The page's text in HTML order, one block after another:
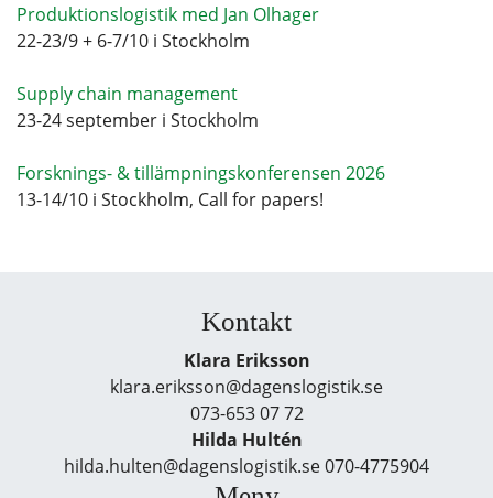
Produktionslogistik med Jan Olhager
22-23/9 + 6-7/10 i Stockholm
Supply chain management
23-24 september i Stockholm
Forsknings- & tillämpningskonferensen 2026
13-14/10 i Stockholm, Call for papers!
Kontakt
Klara Eriksson
klara.eriksson@dagenslogistik.se
073-653 07 72
Hilda Hultén
hilda.hulten@dagenslogistik.se 070-4775904